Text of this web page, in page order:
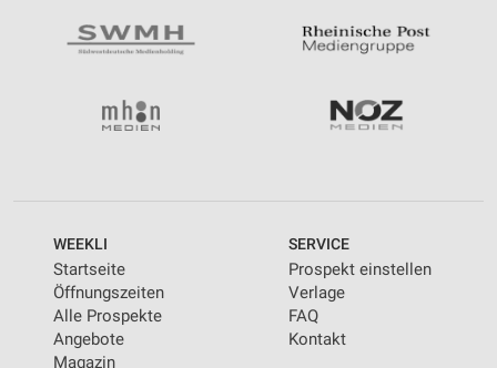
WEEKLI
Startseite
Öffnungszeiten
Alle Prospekte
Angebote
Magazin
SERVICE
Prospekt einstellen
Verlage
FAQ
Kontakt